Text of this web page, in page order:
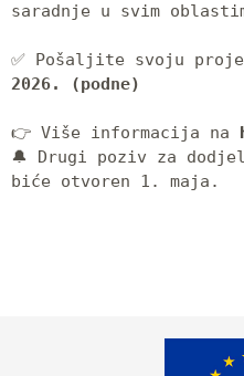
saradnje u svim
✅️ Pošaljite svoju
2026. (podne)
👉 Više informacija na
🔔 Drugi poziv za
biće otvoren 1. maja.